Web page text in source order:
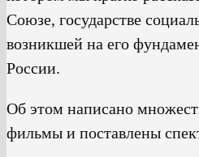
Союзе, государстве
возникшей на его
России.
Об этом написано
фильмы и поставлены